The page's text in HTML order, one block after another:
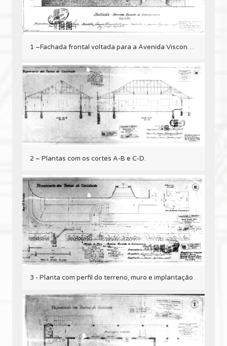
1 –Fachada frontal voltada para a Avenida Visconde de Guarapuava.
2 – Plantas com os cortes A-B e C-D.
3 - Planta com perfil do terreno, muro e implantação